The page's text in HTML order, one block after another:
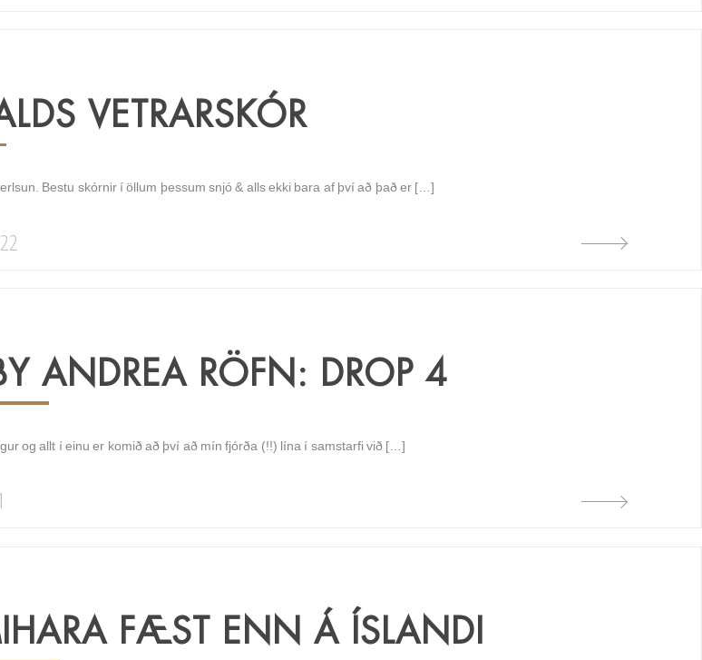
VETRARSKÓR
Bestu skórnir í öllum þessum snjó & alls ekki bara af því að það er […]
ANDREA RÖFN: DROP 4
og allt í einu er komið að því að mín fjórða (!!) lína í samstarfi við […]
FÆST ENN Á ÍSLANDI